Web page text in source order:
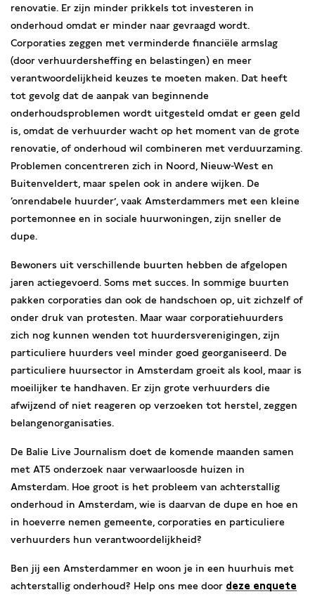
renovatie. Er zijn minder prikkels tot investeren in
onderhoud omdat er minder naar gevraagd wordt.
Corporaties zeggen met verminderde financiële armslag
(door verhuurdersheffing en belastingen) en meer
verantwoordelijkheid keuzes te moeten maken. Dat heeft
tot gevolg dat de aanpak van beginnende
onderhoudsproblemen wordt uitgesteld omdat er geen geld
is, omdat de verhuurder wacht op het moment van de grote
renovatie, of onderhoud wil combineren met verduurzaming.
Problemen concentreren zich in Noord, Nieuw-West en
Buitenveldert, maar spelen ook in andere wijken. De
‘onrendabele huurder’, vaak Amsterdammers met een kleine
portemonnee en in sociale huurwoningen, zijn sneller de
dupe.
Bewoners uit verschillende buurten hebben de afgelopen
jaren actiegevoerd. Soms met succes. In sommige buurten
pakken corporaties dan ook de handschoen op, uit zichzelf of
onder druk van protesten. Maar waar corporatiehuurders
zich nog kunnen wenden tot huurdersverenigingen, zijn
particuliere huurders veel minder goed georganiseerd. De
particuliere huursector in Amsterdam groeit als kool, maar is
moeilijker te handhaven. Er zijn grote verhuurders die
afwijzend of niet reageren op verzoeken tot herstel, zeggen
belangenorganisaties.
De Balie Live Journalism doet de komende maanden samen
met AT5 onderzoek naar verwaarloosde huizen in
Amsterdam. Hoe groot is het probleem van achterstallig
onderhoud in Amsterdam, wie is daarvan de dupe en hoe en
in hoeverre nemen gemeente, corporaties en particuliere
verhuurders hun verantwoordelijkheid?
Ben jij een Amsterdammer en woon je in een huurhuis met
achterstallig onderhoud? Help ons mee door deze enquete